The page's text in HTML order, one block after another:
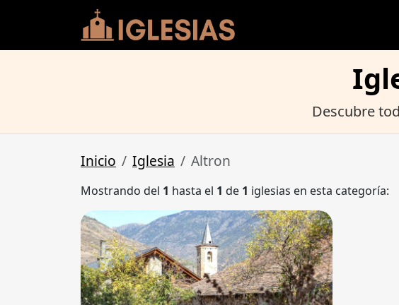
Descubre
Inicio Iglesia Altron
Mostrando del 1 hasta el 1 de 1 iglesias en esta categoría: